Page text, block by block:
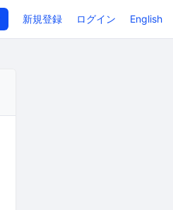
新規登録 ログイン English